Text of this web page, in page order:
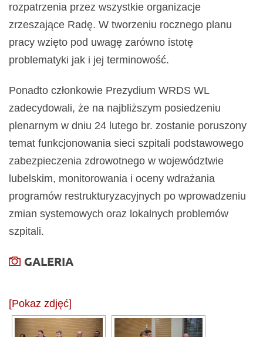
rozpatrzenia przez wszystkie organizacje
zrzeszające Radę. W tworzeniu rocznego planu
pracy wzięto pod uwagę zarówno istotę
problematyki jak i jej terminowość.
Ponadto członkowie Prezydium WRDS WL
zadecydowali, że na najbliższym posiedzeniu
plenarnym w dniu 24 lutego br. zostanie poruszony
temat funkcjonowania sieci szpitali podstawowego
zabezpieczenia zdrowotnego w województwie
lubelskim, monitorowania i oceny wdrażania
programów restrukturyzacyjnych po wprowadzeniu
zmian systemowych oraz lokalnych problemów
szpitali.
GALERIA
[Pokaz zdjęć]